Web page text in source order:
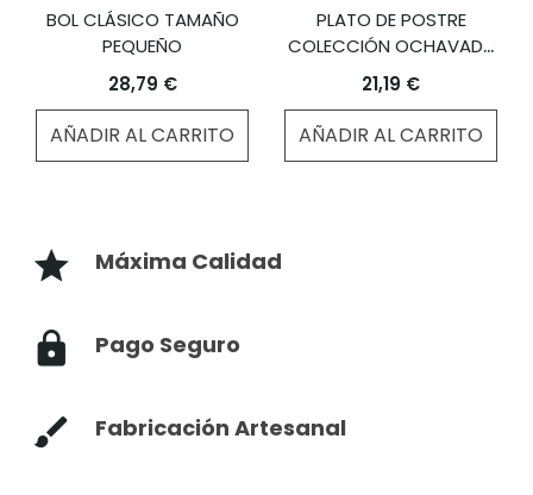
BOL CLÁSICO TAMAÑO
PEQUEÑO
28,79 €
AÑADIR AL CARRITO
PLATO DE POSTRE
COLECCIÓN OCHAVADA
BLANCA
21,19 €
AÑADIR AL CARRITO
Máxima Calidad
Pago Seguro
Fabricación Artesanal